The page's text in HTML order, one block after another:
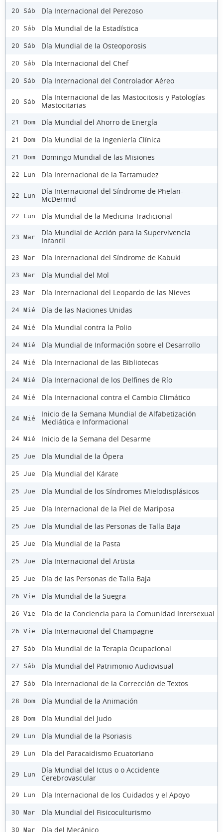
20 Sáb Día Internacional del Perezoso
20 Sáb Día Mundial de la Estadística
20 Sáb Día Mundial de la Osteoporosis
20 Sáb Día Internacional del Chef
20 Sáb Día Internacional del Controlador Aéreo
20 Sáb
Día Internacional de las Mastocitosis y Patologías
Mastocitarias
21 Dom Día Mundial del Ahorro de Energía
21 Dom Día Mundial de la Ingeniería Clínica
21 Dom Domingo Mundial de las Misiones
22 Lun Día Internacional de la Tartamudez
22 Lun
Día Internacional del Síndrome de Phelan-
McDermid
22 Lun Día Mundial de la Medicina Tradicional
23 Mar
Día Mundial de Acción para la Supervivencia
Infantil
23 Mar Día Internacional del Síndrome de Kabuki
23 Mar Día Mundial del Mol
23 Mar Día Internacional del Leopardo de las Nieves
24 Mié Día de las Naciones Unidas
24 Mié Día Mundial contra la Polio
24 Mié Día Mundial de Información sobre el Desarrollo
24 Mié Día Internacional de las Bibliotecas
24 Mié Día Internacional de los Delfines de Río
24 Mié Día Internacional contra el Cambio Climático
24 Mié
Inicio de la Semana Mundial de Alfabetización
Mediática e Informacional
24 Mié Inicio de la Semana del Desarme
25 Jue Día Mundial de la Ópera
25 Jue Día Mundial del Kárate
25 Jue Día Mundial de los Síndromes Mielodisplásicos
25 Jue Día Internacional de la Piel de Mariposa
25 Jue Día Mundial de las Personas de Talla Baja
25 Jue Día Mundial de la Pasta
25 Jue Día Internacional del Artista
25 Jue Día de las Personas de Talla Baja
26 Vie Día Mundial de la Suegra
26 Vie Día de la Conciencia para la Comunidad Intersexual
26 Vie Día Internacional del Champagne
27 Sáb Día Mundial de la Terapia Ocupacional
27 Sáb Día Mundial del Patrimonio Audiovisual
27 Sáb Día Internacional de la Corrección de Textos
28 Dom Día Mundial de la Animación
28 Dom Día Mundial del Judo
29 Lun Día Mundial de la Psoriasis
29 Lun Día del Paracaidismo Ecuatoriano
29 Lun
Día Mundial del Ictus o o Accidente
Cerebrovascular
29 Lun Día Internacional de los Cuidados y el Apoyo
30 Mar Día Mundial del Fisicoculturismo
30 Mar Día del Mecánico